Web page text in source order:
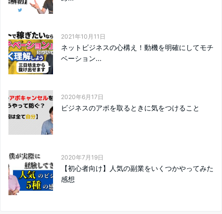
2021年10月11日
ネットビジネスの心構え！動機を明確にしてモチ
ベーション...
2020年6月17日
ビジネスのアポを取るときに気をつけること
2020年7月19日
【初心者向け】人気の副業をいくつかやってみた
感想